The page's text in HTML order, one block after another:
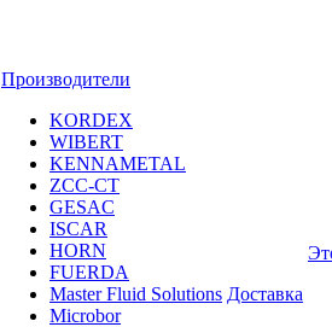
Производители
KORDEX
WIBERT
KENNAMETAL
ZCC-CT
GESAC
ISCAR
HORN
FUERDA
Master Fluid Solutions
Microbor
Доставка